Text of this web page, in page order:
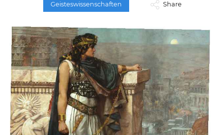
Geisteswissenschaften Share